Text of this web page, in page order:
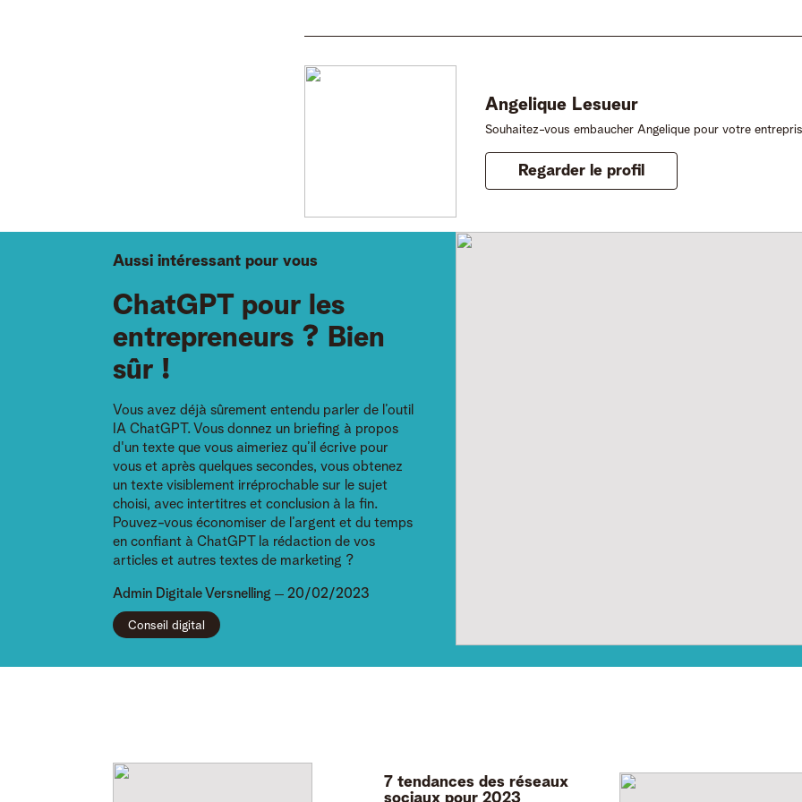
Angelique Lesueur
Souhaitez-vous embaucher Angelique pour votre
Regarder le profil
ChatGPT pour les
entrepreneurs ? Bien
sûr !
Aussi intéressant pour vous
Vous avez déjà sûrement entendu parler de l’outil
IA ChatGPT. Vous donnez un briefing à propos
d'un texte que vous aimeriez qu’il écrive pour
vous et après quelques secondes, vous obtenez
un texte visiblement irréprochable sur le sujet
choisi, avec intertitres et conclusion à la fin.
Pouvez-vous économiser de l’argent et du temps
en confiant à ChatGPT la rédaction de vos
articles et autres textes de marketing ?
Admin Digitale Versnelling 20/02/2023
Conseil digital
7 tendances des réseaux
sociaux pour 2023